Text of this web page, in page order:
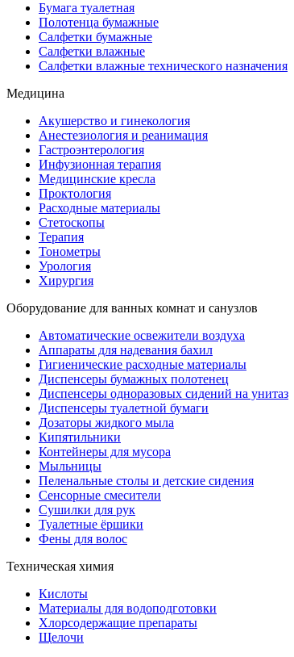
Бумага туалетная
Полотенца бумажные
Салфетки бумажные
Салфетки влажные
Салфетки влажные технического назначения
Медицина
Акушерство и гинекология
Анестезиология и реанимация
Гастроэнтерология
Инфузионная терапия
Медицинские кресла
Проктология
Расходные материалы
Стетоскопы
Терапия
Тонометры
Урология
Хирургия
Оборудование для ванных комнат и санузлов
Автоматические освежители воздуха
Аппараты для надевания бахил
Гигиенические расходные материалы
Диспенсеры бумажных полотенец
Диспенсеры одноразовых сидений на унитаз
Диспенсеры туалетной бумаги
Дозаторы жидкого мыла
Кипятильники
Контейнеры для мусора
Мыльницы
Пеленальные столы и детские сидения
Сенсорные смесители
Сушилки для рук
Туалетные ёршики
Фены для волос
Техническая химия
Кислоты
Материалы для водоподготовки
Хлорсодержащие препараты
Щелочи